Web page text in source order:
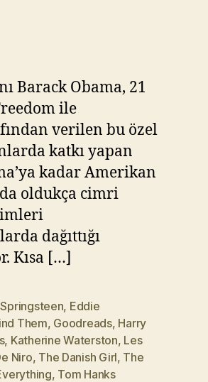
Barack Obama, 21
ile
verilen bu özel
katkı yapan
kadar Amerikan
oldukça cimri
dağıttığı
Kısa […]
, Eddie
Them, Goodreads, Harry
, Katherine Waterston, Les
Niro, The Danish Girl, The
, Tom Hanks